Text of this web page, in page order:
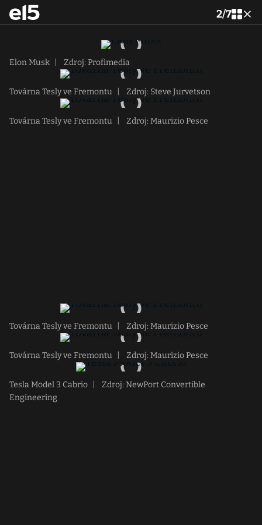
2/7
Elon Musk Zdroj: Profimedia
Továrna Tesly ve Fremontu Zdroj: Steve Jurvetson
Továrna Tesly ve Fremontu Zdroj: Maurizio Pesce
Továrna Tesly ve Fremontu Zdroj: Maurizio Pesce
Továrna Tesly ve Fremontu Zdroj: Maurizio Pesce
Tesla Model 3 Cabrio
Zdroj: NewPort Convertible
Engineering